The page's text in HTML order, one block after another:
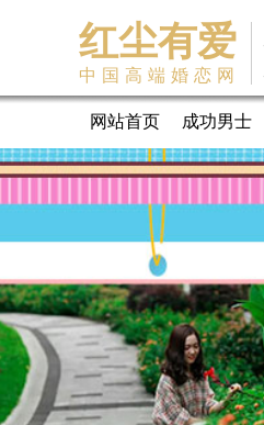
红尘有爱
中国高端婚恋网
网站首页 成功男士